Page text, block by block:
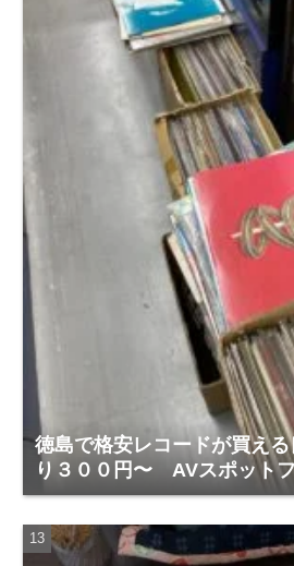
徳島で格安レコードが買え
り３００円〜 AVスポット
屋町）